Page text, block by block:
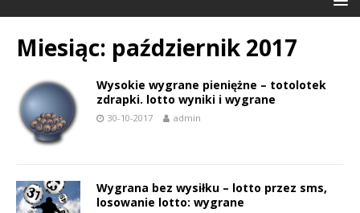
Miesiąc: październik 2017
Wysokie wygrane pieniężne – totolotek
zdrapki. lotto wyniki i wygrane
30-10-2017 admin
Wygrana bez wysiłku – lotto przez sms,
losowanie lotto: wygrane